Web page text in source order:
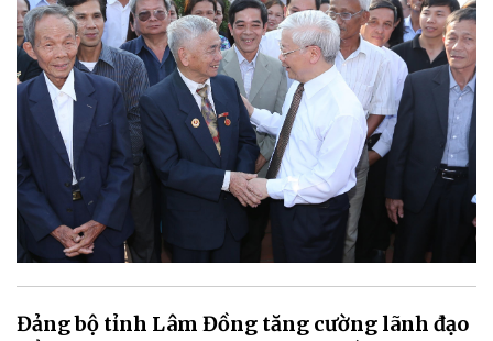
Đảng bộ tỉnh Lâm Đồng tăng cường lãnh đạo